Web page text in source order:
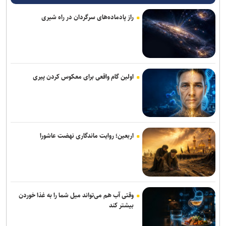
زلزله‌ای به بزرگی ۴,۶ گلباف کرمان را لرزاند
۳ کشته بر اثر تصادف زنجیره‌ای در محور سرمست ـ گیلانغرب
واکاوی چالش‌های زنجیره ارزش در صنعت نساجی و ارائه راهکارهای
دانشگاهی/۱۰۰ هکتار زمین و ۱۰ شهرستان؛ طرح جامع خورشیدی دانشگاه
آزاد یزد کلید خورد
سواد الگوریتمی نقادانه؛ ضرورتی انکارناپذیر برای دانشجویان در عصر
هوش مصنوعی
خبرنگاری حرفه‌ای مسئولیتی برای جست‌وجوی حقیقت، مطالبه‌گری آگاهانه
و روایت دقیق و منصفانه رویدادهاست
خبرنگاران، دیده‌بانان بیدار و روایتگران حقیقت در تلاطم تحولات رسانه‌ای
هستند
خبرنگاران دیده‌بانان بیدار و پرچمداران صادق جهاد تبیین هستند
راز پادماده‌های سرگردان در راه شیری
اولین گام واقعی برای معکوس کردن پیری
اربعین؛ روایت ماندگاری نهضت عاشورا
وقتی آب هم می‌تواند میل شما را به غذا خوردن
بیشتر کند